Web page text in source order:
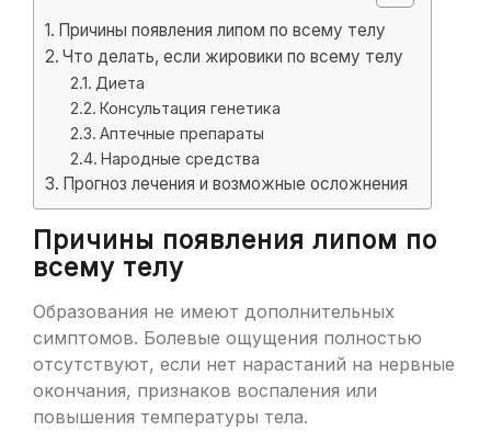
Причины появления липом по всему телу
Что делать, если жировики по всему телу
Диета
Консультация генетика
Аптечные препараты
Народные средства
Прогноз лечения и возможные осложнения
Причины появления липом по
всему телу
Образования не имеют дополнительных
симптомов. Болевые ощущения полностью
отсутствуют, если нет нарастаний на нервные
окончания, признаков воспаления или
повышения температуры тела.